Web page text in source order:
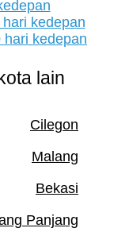
kedepan
hari kedepan
lain
Cilegon
Malang
Bekasi
Panjang